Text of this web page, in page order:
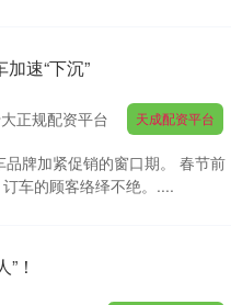
速“下沉”
正规配资平台 天成配资平台
牌加紧促销的窗口期。 春节前
车的顾客络绎不绝。....
！